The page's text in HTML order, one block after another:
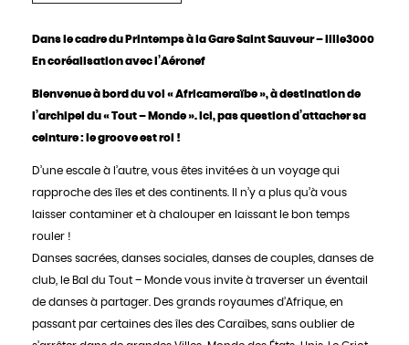
Dans le cadre du Printemps à la Gare Saint Sauveur – lille3000
En coréalisation avec l’Aéronef
Bienvenue à bord du vol « Africameraïbe », à destination de
l’archipel du « Tout – Monde ». Ici, pas question d’attacher sa
ceinture : le groove est roi !
D’une escale à l’autre, vous êtes invité·es à un voyage qui
rapproche des îles et des continents. Il n’y a plus qu’à vous
laisser contaminer et à chalouper en laissant le bon temps
rouler !
Danses sacrées, danses sociales, danses de couples, danses de
club, le Bal du Tout – Monde vous invite à traverser un éventail
de danses à partager. Des grands royaumes d’Afrique, en
passant par certaines des îles des Caraïbes, sans oublier de